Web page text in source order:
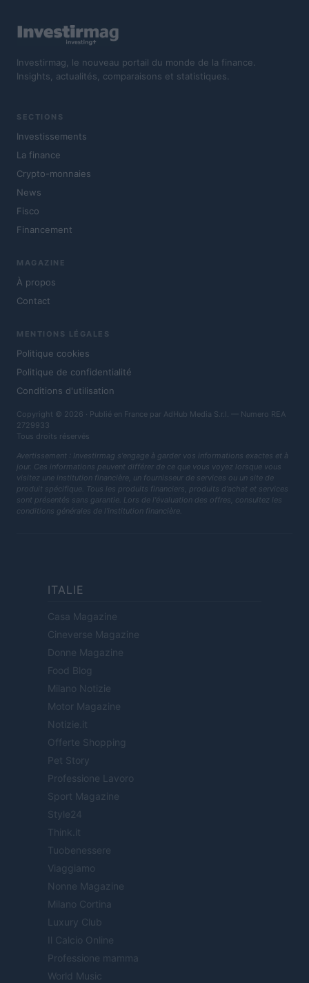
Investirmag, le nouveau portail du monde de la finance.
Insights, actualités, comparaisons et statistiques.
SECTIONS
Investissements
La finance
Crypto-monnaies
News
Fisco
Financement
MAGAZINE
À propos
Contact
MENTIONS LÉGALES
Politique cookies
Politique de confidentialité
Conditions d'utilisation
Copyright © 2026 · Publié en France par AdHub Media S.r.l. — Numero REA
2729933
Tous droits réservés
Avertissement : Investirmag s'engage à garder vos informations exactes et à
jour. Ces informations peuvent différer de ce que vous voyez lorsque vous
visitez une institution financière, un fournisseur de services ou un site de
produit spécifique. Tous les produits financiers, produits d'achat et services
sont présentés sans garantie. Lors de l'évaluation des offres, consultez les
conditions générales de l'institution financière.
ITALIE
Casa Magazine
Cineverse Magazine
Donne Magazine
Food Blog
Milano Notizie
Motor Magazine
Notizie.it
Offerte Shopping
Pet Story
Professione Lavoro
Sport Magazine
Style24
Think.it
Tuobenessere
Viaggiamo
Nonne Magazine
Milano Cortina
Luxury Club
Il Calcio Online
Professione mamma
World Music